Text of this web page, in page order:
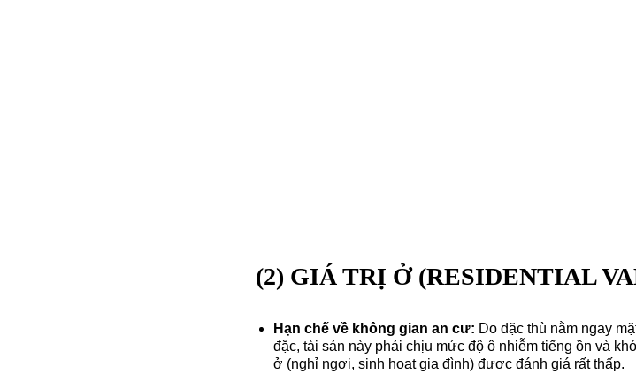
(2) GIÁ TRỊ Ở (RESIDENTIAL
Hạn chế về không gian an cư: Do đặc thù nằm ngay
đặc, tài sản này phải chịu mức độ ô nhiễm tiếng ồn và
ở (nghỉ ngơi, sinh hoạt gia đình) được đánh giá rất thấp.